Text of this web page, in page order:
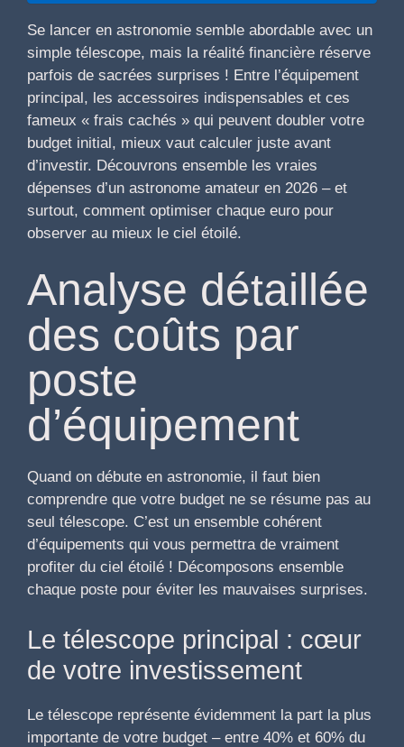
Se lancer en astronomie semble abordable avec un
simple télescope, mais la réalité financière réserve
parfois de sacrées surprises ! Entre l’équipement
principal, les accessoires indispensables et ces
fameux « frais cachés » qui peuvent doubler votre
budget initial, mieux vaut calculer juste avant
d’investir. Découvrons ensemble les vraies
dépenses d’un astronome amateur en 2026 – et
surtout, comment optimiser chaque euro pour
observer au mieux le ciel étoilé.
Analyse détaillée
des coûts par
poste
d’équipement
Quand on débute en astronomie, il faut bien
comprendre que votre budget ne se résume pas au
seul télescope. C’est un ensemble cohérent
d’équipements qui vous permettra de vraiment
profiter du ciel étoilé ! Décomposons ensemble
chaque poste pour éviter les mauvaises surprises.
Le télescope principal : cœur
de votre investissement
Le télescope représente évidemment la part la plus
importante de votre budget – entre 40% et 60% du